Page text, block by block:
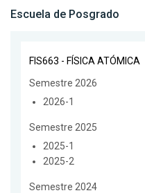
Escuela de Posgrado
FIS663 - FÍSICA ATÓMICA
Semestre 2026
2026-1
Semestre 2025
2025-1
2025-2
Semestre 2024